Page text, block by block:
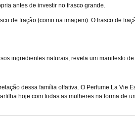
antes de investir no frasco grande.
de fração (como na imagem). O frasco de
ingredientes naturais, revela um manifesto
dessa família olfativa. O Perfume La Vie
hoje com todas as mulheres na forma de